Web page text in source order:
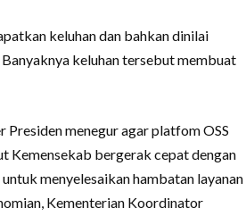
keluhan dan bahkan dinilai
keluhan tersebut membuat
menegur agar platfom OSS
Kemensekab bergerak cepat dengan
menyelesaikan hambatan layanan
Kementerian Koordinator